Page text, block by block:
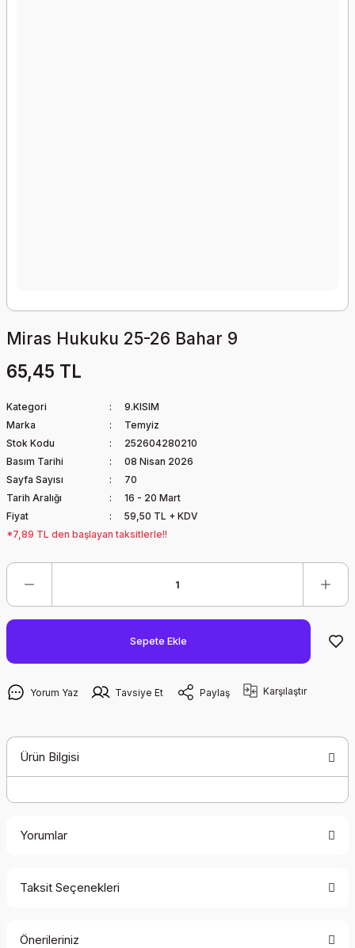
Miras Hukuku 25-26 Bahar 9
65,45 TL
Kategori
9.KISIM
Marka
Temyiz
Stok Kodu
252604280210
Basım Tarihi
08 Nisan 2026
Sayfa Sayısı
70
Tarih Aralığı
16 - 20 Mart
Fiyat
59,50 TL + KDV
*7,89 TL den başlayan taksitlerle!!
Sepete Ekle
Yorum Yaz Tavsiye Et Paylaş Karşılaştır
Ürün Bilgisi
Yorumlar
Taksit Seçenekleri
Önerileriniz